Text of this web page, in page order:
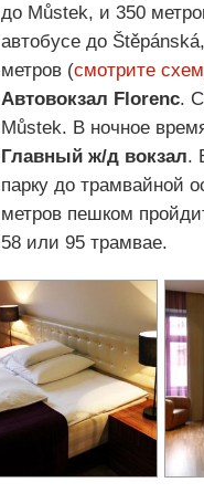
до Můstek, и 350
автобусе до
метров (смотрите
Автовокзал Florenc.
Můstek. В ночное
Главный ж/д вокзал.
парку до трамвайной
метров пешком
58 или 95 трамвае.